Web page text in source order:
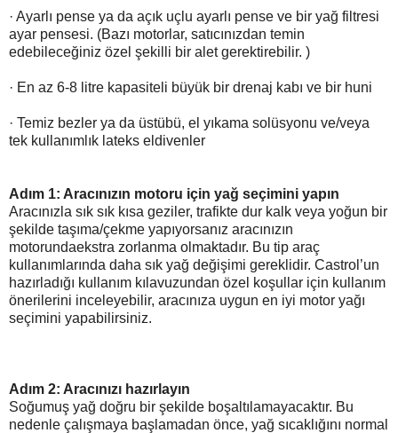
· Ayarlı pense ya da açık uçlu ayarlı pense ve bir yağ filtresi
ayar pensesi. (Bazı motorlar, satıcınızdan temin
edebileceğiniz özel şekilli bir alet gerektirebilir. )
· En az 6-8 litre kapasiteli büyük bir drenaj kabı ve bir huni
· Temiz bezler ya da üstübü, el yıkama solüsyonu ve/veya
tek kullanımlık lateks eldivenler
Adım 1: Aracınızın motoru için yağ seçimini yapın
Aracınızla sık sık kısa geziler, trafikte dur kalk veya yoğun bir
şekilde taşıma/çekme yapıyorsanız aracınızın
motorundaekstra zorlanma olmaktadır. Bu tip araç
kullanımlarında daha sık yağ değişimi gereklidir. Castrol’un
hazırladığı kullanım kılavuzundan özel koşullar için kullanım
önerilerini inceleyebilir, aracınıza uygun en iyi motor yağı
seçimini yapabilirsiniz.
Adım 2: Aracınızı hazırlayın
Soğumuş yağ doğru bir şekilde boşaltılamayacaktır. Bu
nedenle çalışmaya başlamadan önce, yağ sıcaklığını normal